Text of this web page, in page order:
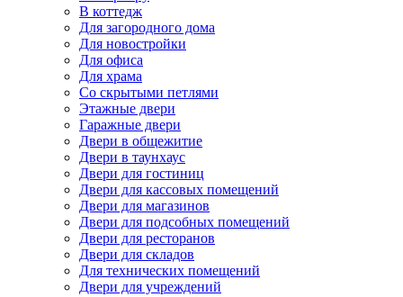
В коттедж
Для загородного дома
Для новостройки
Для офиса
Для храма
Со скрытыми петлями
Этажные двери
Гаражные двери
Двери в общежитие
Двери в таунхаус
Двери для гостиниц
Двери для кассовых помещений
Двери для магазинов
Двери для подсобных помещений
Двери для ресторанов
Двери для складов
Для технических помещений
Двери для учреждений